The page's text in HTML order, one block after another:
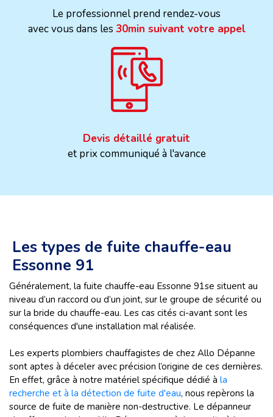
Le professionnel prend rendez-vous
avec vous dans les 30min suivant votre appel
Devis détaillé gratuit
et prix communiqué à l'avance
Les types de fuite chauffe-eau
Essonne 91
Généralement, la fuite chauffe-eau Essonne 91se situent au
niveau d’un raccord ou d’un joint, sur le groupe de sécurité ou
sur la bride du chauffe-eau. Les cas cités ci-avant sont les
conséquences d'une installation mal réalisée.
Les experts plombiers chauffagistes de chez Allo Dépanne
sont aptes à déceler avec précision l’origine de ces dernières.
En effet, grâce à notre matériel spécifique dédié à la
recherche et à la détection de fuite d'eau, nous repèrons la
source de fuite de manière non-destructive. Le dépanneur